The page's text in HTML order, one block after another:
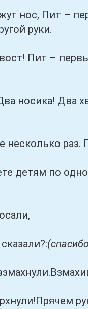
нос, Пит –
руки.
Пит –
Два
раз.
по